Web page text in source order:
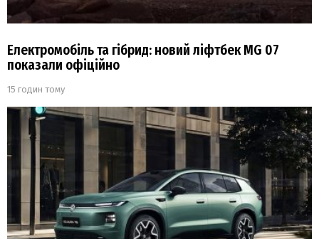
Електромобіль та гібрид: новий ліфтбек MG 07
показали офіційно
15 годин тому